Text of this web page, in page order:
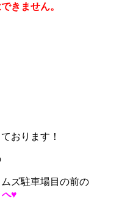
きません。
おります！
ズ駐車場目の前の
♥